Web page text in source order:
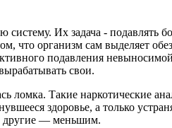
Их задача - подавлять
что организм сам выделяет
подавления
свои.
ломка. Такие наркотические
здоровье, а только
другие — меньшим.